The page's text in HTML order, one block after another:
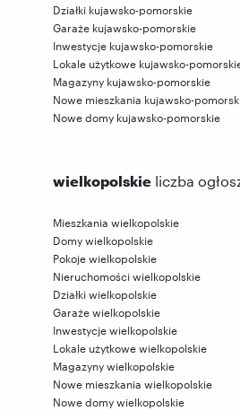
Działki kujawsko-pomorskie
Garaże kujawsko-pomorskie
Inwestycje kujawsko-pomorskie
Lokale użytkowe kujawsko-
Magazyny kujawsko-pomorskie
Nowe mieszkania kujawsko-
Nowe domy kujawsko-pomorskie
wielkopolskie liczba
Mieszkania wielkopolskie
Domy wielkopolskie
Pokoje wielkopolskie
Nieruchomości wielkopolskie
Działki wielkopolskie
Garaże wielkopolskie
Inwestycje wielkopolskie
Lokale użytkowe wielkopolskie
Magazyny wielkopolskie
Nowe mieszkania wielkopolskie
Nowe domy wielkopolskie